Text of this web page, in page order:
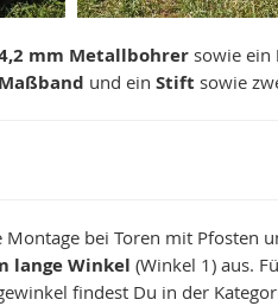
mm Metallbohrersowie ein
Maßband und ein Stift sowie
Montage bei Toren mit Pfosten
lange Winkel (Winkel 1) aus.
findest Du in der